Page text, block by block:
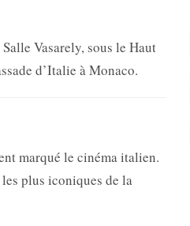
Vasarely, sous le Haut
d’Italie à Monaco.
marqué le cinéma italien.
plus iconiques de la